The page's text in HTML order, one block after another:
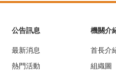
公告訊息
最新消息
熱門活動
機關介
首長介
組織圖